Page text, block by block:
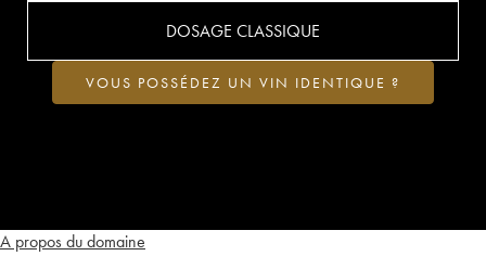
A propos du domaine
DOSAGE CLASSIQUE
VOUS POSSÉDEZ UN VIN IDENTIQUE ?